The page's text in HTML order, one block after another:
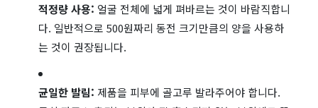
적정량 사용: 얼굴 전체에 넓게 펴바르는 것이 바람직합니
다. 일반적으로 500원짜리 동전 크기만큼의 양을 사용하
는 것이 권장됩니다.
균일한 발림: 제품을 피부에 골고루 발라주어야 합니다.